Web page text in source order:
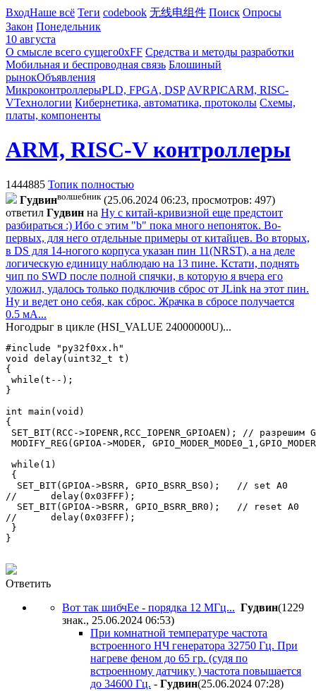
ВходНаше всё Теги codebook 无线电组件 Поиск Опросы
Закон Понедельник
10 августа
О смысле всего сущего0xFF Средства и методы разработки
Мобильная и беспроводная связь Блошиный
рынокОбъявления
МикроконтроллерыPLD, FPGA, DSP AVRPICARM, RISC-
VТехнологии Кибернетика, автоматика, протоколы Схемы,
платы, компоненты
ARM, RISC-V контроллеры
1444885 Топик полностью
Гyдвинволшебник (25.06.2024 06:23, просмотров: 497)
ответил Гyдвин на Ну с китай-кривизной еще предстоит
разбираться :) Ибо c этим "b" пока много непоняток. Во-
первых, для него отдельные примеры от китайцев. Во вторых,
в DS для 14-ногого корпуса указан пин 11(NRST), а на деле
логическую единицу наблюдаю на 13 пине. Кстати, поднять
чип по SWD после полной спячки, в которую я вчера его
уложил, удалось только подключив сброс от JLink на этот пин.
Ну и ведет оно себя, как сброс. Жрачка в сбросе получается
0.5 мА...
Ногодрыг в цикле (HSI_VALUE 24000000U)...
#include "py32f0xx.h"
void delay(uint32_t t)
{
while(t--);
}
int main(void)
{
SET_BIT(RCC->IOPENR,RCC_IOPENR_GPIOAEN); // разрешим
MODIFY_REG(GPIOA->MODER,
while(1)
{
  SET_BIT(GPIOA->BSRR, GPIO_BSRR_BS0);	 // set A0
//	delay(0x03FFF);
  SET_BIT(GPIOA->BSRR, GPIO_BSRR_BR0);	 // reset A0
//	delay(0x03FFF);
}
Ответить
Вот так шибчЕе - порядка 12 МГц... Гyдвин(1229
знак., 25.06.2024 06:53)
При комнатной температуре частота
встроенного НЧ генератора 32750 Гц. При
нагреве феном до 65 гр. (судя по
встроенному датчику ) частота повышается
до 34600 Гц. - Гyдвин(25.06.2024 07:28)